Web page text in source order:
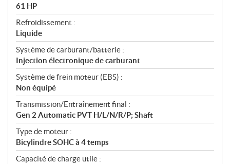
61 HP
Refroidissement :
Liquide
Système de carburant/batterie :
Injection électronique de carburant
Système de frein moteur (EBS) :
Non équipé
Transmission/Entraînement final :
Gen 2 Automatic PVT H/L/N/R/P; Shaft
Type de moteur :
Bicylindre SOHC à 4 temps
Capacité de charge utile :